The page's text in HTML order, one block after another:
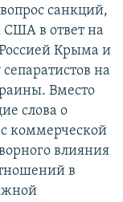
санкций,
в ответ на
Крыма и
на
Вместо
слова о
с коммерческой
влияния
в